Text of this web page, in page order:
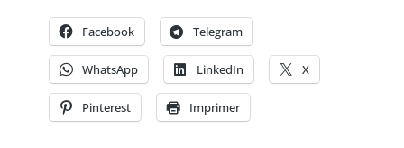
Facebook Telegram
WhatsApp LinkedIn X
Pinterest Imprimer